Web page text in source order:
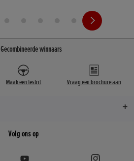
Gecombineerde winnaars
Maak een testrit Vraag een brochure aan
Volg ons op